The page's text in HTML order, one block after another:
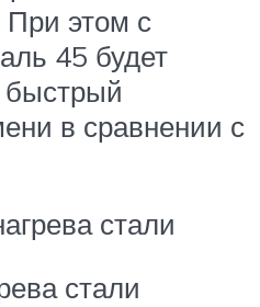
этом с
45 будет
быстрый
в сравнении с
стали
стали